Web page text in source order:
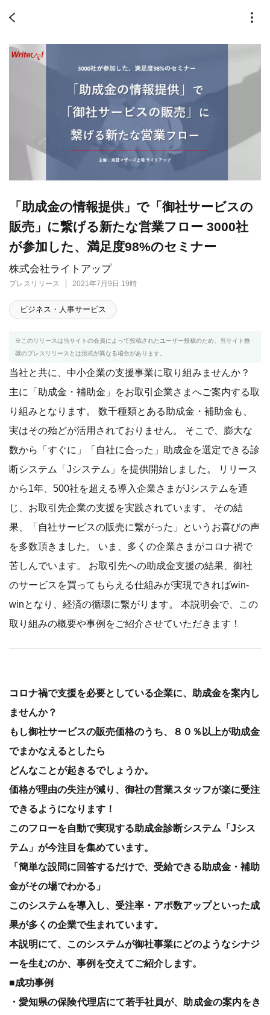
株式会社ライトアップ
プレスリリース 2021年7月9日 19時
「助成金の情報提供」で「御社サービスの
販売」に繋げる新たな営業フロー 3000社
が参加した、満足度98%のセミナー
ビジネス・人事サービス
※このリリースは当サイトの会員によって投稿されたユーザー投稿のため、当サイト推
奨のプレスリリースとは形式が異なる場合があります。
当社と共に、中小企業の支援事業に取り組みませんか？
主に「助成金・補助金」をお取引企業さまへご案内する取
り組みとなります。 数千種類とある助成金・補助金も、
実はその殆どが活用されておりません。 そこで、膨大な
数から「すぐに」「自社に合った」助成金を選定できる診
断システム「Jシステム」を提供開始しました。 リリース
から1年、500社を超える導入企業さまがJシステムを通
じ、お取引先企業の支援を実践されています。 その結
果、「自社サービスの販売に繋がった」というお喜びの声
を多数頂きました。 いま、多くの企業さまがコロナ禍で
苦しんでいます。 お取引先への助成金支援の結果、御社
のサービスを買ってもらえる仕組みが実現できればwin-
winとなり、経済の循環に繋がります。 本説明会で、この
取り組みの概要や事例をご紹介させていただきます！
コロナ禍で支援を必要としている企業に、助成金を案内し
ませんか？
もし御社サービスの販売価格のうち、８０％以上が助成金
でまかなえるとしたら
どんなことが起きるでしょうか。
価格が理由の失注が減り、御社の営業スタッフが楽に受注
できるようになります！
このフローを自動で実現する助成金診断システム「Jシス
テム」が今注目を集めています。
「簡単な設問に回答するだけで、受給できる助成金・補助
金がその場でわかる」
このシステムを導入し、受注率・アポ数アップといった成
果が多くの企業で生まれています。
本説明にて、このシステムが御社事業にどのようなシナジ
ーを生むのか、事例を交えてご紹介します。
■成功事例
・愛知県の保険代理店にて若手社員が、助成金の案内をき